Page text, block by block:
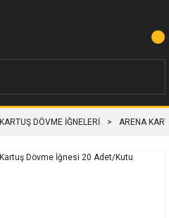
KARTUŞ DÖVME İĞNELERİ ARENA